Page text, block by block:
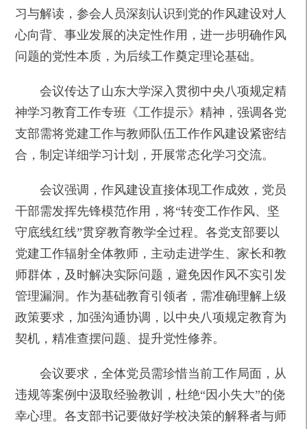
习与解读，参会人员深刻认识到党的作风建设对人
心向背、事业发展的决定性作用，进一步明确作风
问题的党性本质，为后续工作奠定理论基础。
会议传达了山东大学深入贯彻中央八项规定精
神学习教育工作专班《工作提示》精神，强调各党
支部需将党建工作与教师队伍工作作风建设紧密结
合，制定详细学习计划，开展常态化学习交流。
会议强调，作风建设直接体现工作成效，党员
干部需发挥先锋模范作用，将“转变工作作风、坚
守底线红线”贯穿教育教学全过程。各党支部要以
党建工作辐射全体教师，主动走进学生、家长和教
师群体，及时解决实际问题，避免因作风不实引发
管理漏洞。作为基础教育引领者，需准确理解上级
政策要求，加强沟通协调，以中央八项规定教育为
契机，精准查摆问题、提升党性修养。
会议要求，全体党员需珍惜当前工作局面，从
违规等案例中汲取经验教训，杜绝“因小失大”的侥
幸心理。各支部书记要做好学校决策的解释者与师